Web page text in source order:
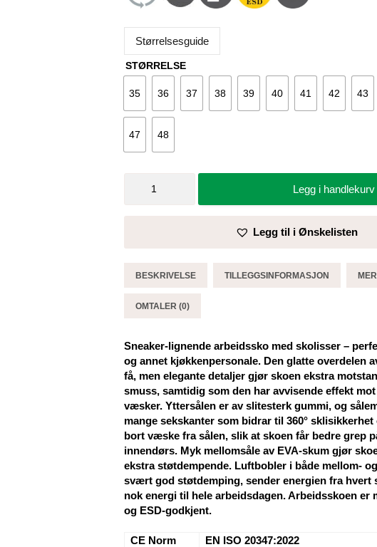
Størrelsesguide
STØRRELSE
35 36 37 38 39 40 41 42 43
47 48
Arbeidssko
antall
Legg i handlekurv
Legg til i Ønskelisten
BESKRIVELSE TILLEGGSINFORMASJON
OMTALER (0)
Sneaker-lignende arbeidssko med skolisser –
og annet kjøkkenpersonale. Den glatte overdelen
få, men elegante detaljer gjør skoen ekstra
smuss, samtidig som den har avvisende effekt
væsker. Yttersålen er av slitesterk gummi, og
mange sekskanter som bidrar til 360°
bort væske fra sålen, slik at skoen får bedre grep
innendørs. Myk mellomsåle av EVA-skum gjør
ekstra støtdempende. Luftbobler i både mellom-
svært god støtdemping, sender energien fra hvert
nok energi til hele arbeidsdagen. Arbeidsskoen er
og ESD-godkjent.
CE Norm
EN ISO 20347:2022